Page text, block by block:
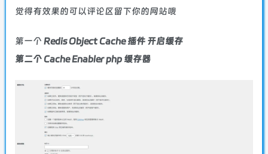
觉得有效果的可以评论区留下你的网站哦
第一个 Redis Object Cache 插件 开启缓存
第二个 Cache Enabler php 缓存器